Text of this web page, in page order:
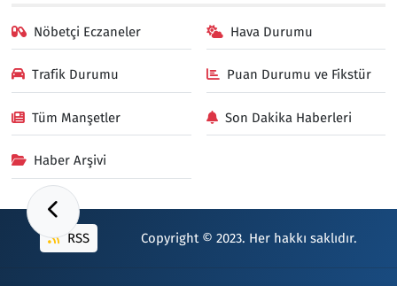
Nöbetçi Eczaneler Hava Durumu
Trafik Durumu Puan Durumu ve Fikstür
Tüm Manşetler Son Dakika Haberleri
Haber Arşivi
RSS Copyright © 2023. Her hakkı saklıdır.